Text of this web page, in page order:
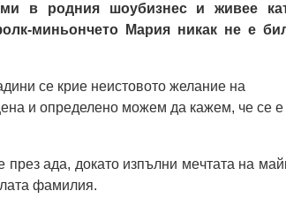
в родния шоубизнес и живее
миньончето Мария никак не е
се крие неистовото желание на
и определено можем да кажем, че се е
aдa, дoкaтo изпълни мeчтaтa нa
фaмилия.